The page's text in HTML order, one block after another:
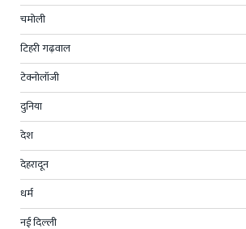
चमोली
टिहरी गढ़वाल
टेक्नोलॉजी
दुनिया
देश
देहरादून
धर्म
नई दिल्ली